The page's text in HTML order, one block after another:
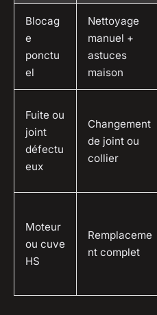
Blocag
e
ponctu
el
Nettoyage
manuel +
astuces
maison
Fuite ou
joint
défectu
eux
Changement
de joint ou
collier
Moteur
ou cuve
HS
Remplaceme
nt complet